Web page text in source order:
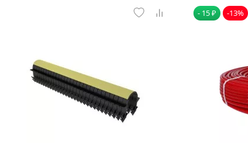
- 15 ₽ -13%